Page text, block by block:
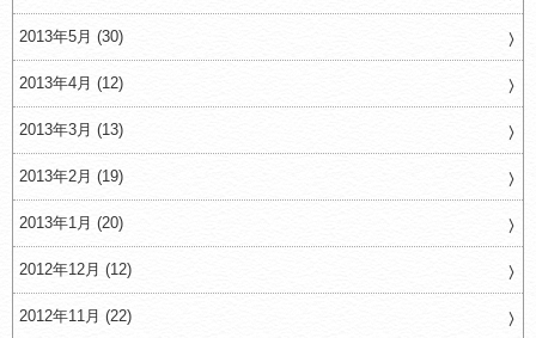
2013年5月 (30)
2013年4月 (12)
2013年3月 (13)
2013年2月 (19)
2013年1月 (20)
2012年12月 (12)
2012年11月 (22)